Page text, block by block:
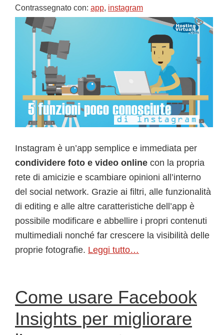
Contrassegnato con: app, instagram
Instagram è un’app semplice e immediata per
condividere foto e video online con la propria
rete di amicizie e scambiare opinioni all’interno
del social network. Grazie ai filtri, alle funzionalità
di editing e alle altre caratteristiche dell’app è
possibile modificare e abbellire i propri contenuti
multimediali nonché far crescere la visibilità delle
proprie fotografie. Leggi tutto…
Come usare Facebook
Insights per migliorare